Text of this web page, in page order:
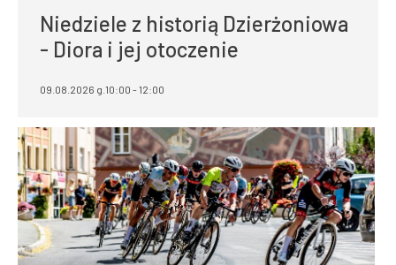
Niedziele z historią Dzierżoniowa
- Diora i jej otoczenie
09.08.2026 g.10:00 - 12:00